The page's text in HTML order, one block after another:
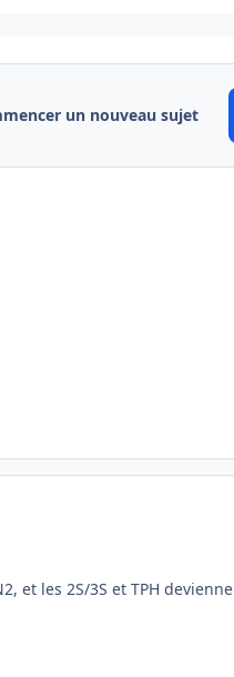
un nouveau sujet
et les 2S/3S et TPH